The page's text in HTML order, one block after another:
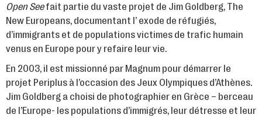
Open Seefait partie du vaste projet de Jim Goldberg, The
New Europeans, documentant l’ exode de réfugiés,
d’immigrants et de populations victimes de trafic humain
venus en Europe pour y refaire leur vie.
En 2003, il est missionné par Magnum pour démarrer le
projet Periplus à l’occasion des Jeux Olympiques d’Athènes.
Jim Goldberg a choisi de photographier en Grèce – berceau
de l’Europe- les populations d’immigrés, leur détresse et leur